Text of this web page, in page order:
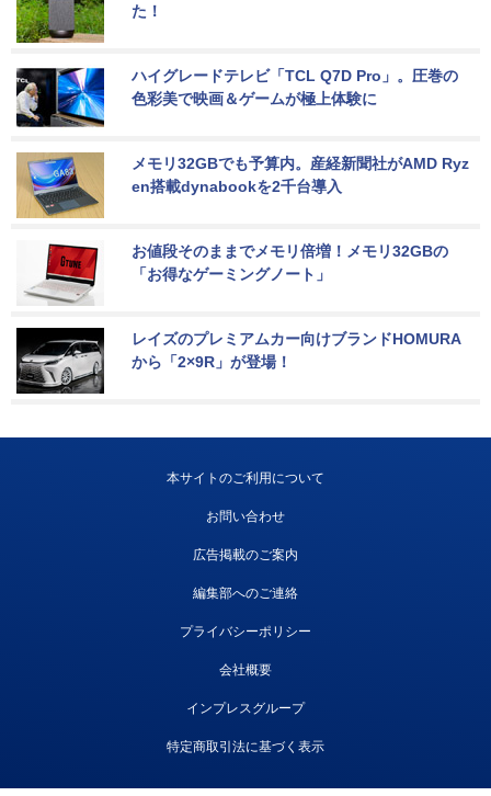
た！
ハイグレードテレビ「TCL Q7D Pro」。圧巻の
色彩美で映画＆ゲームが極上体験に
メモリ32GBでも予算内。産経新聞社がAMD Ryz
en搭載dynabookを2千台導入
お値段そのままでメモリ倍増！メモリ32GBの
「お得なゲーミングノート」
レイズのプレミアムカー向けブランドHOMURA
から「2×9R」が登場！
本サイトのご利用について
お問い合わせ
広告掲載のご案内
編集部へのご連絡
プライバシーポリシー
会社概要
インプレスグループ
特定商取引法に基づく表示